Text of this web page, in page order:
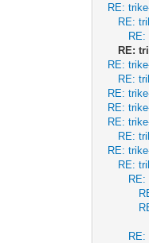
RE:
RE:
RE:
RE:
RE:
RE:
RE:
RE:
RE:
RE:
RE:
RE:
RE:
RE: